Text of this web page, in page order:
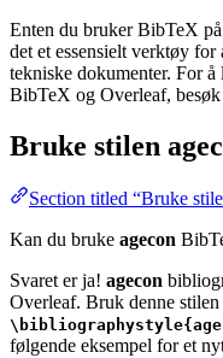
Enten du bruker BibTeX
det et essensielt verktøy
tekniske dokumenter. For
BibTeX og Overleaf,
Bruke stilen
Section titled “Bruke
Kan du bruke agecon
Svaret er ja! agecon
Overleaf. Bruk denne
følgende eksempel for et